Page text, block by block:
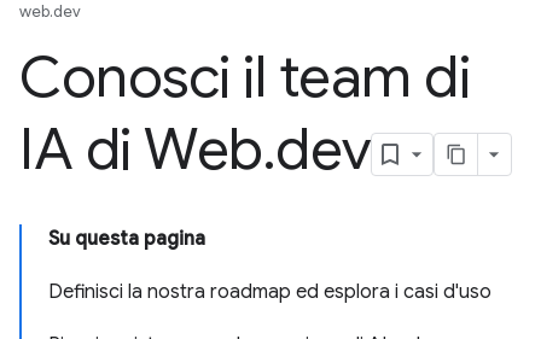
web.dev
Conosci il team di
IA di Web.dev
Su questa pagina
Definisci la nostra roadmap ed esplora i casi d'uso